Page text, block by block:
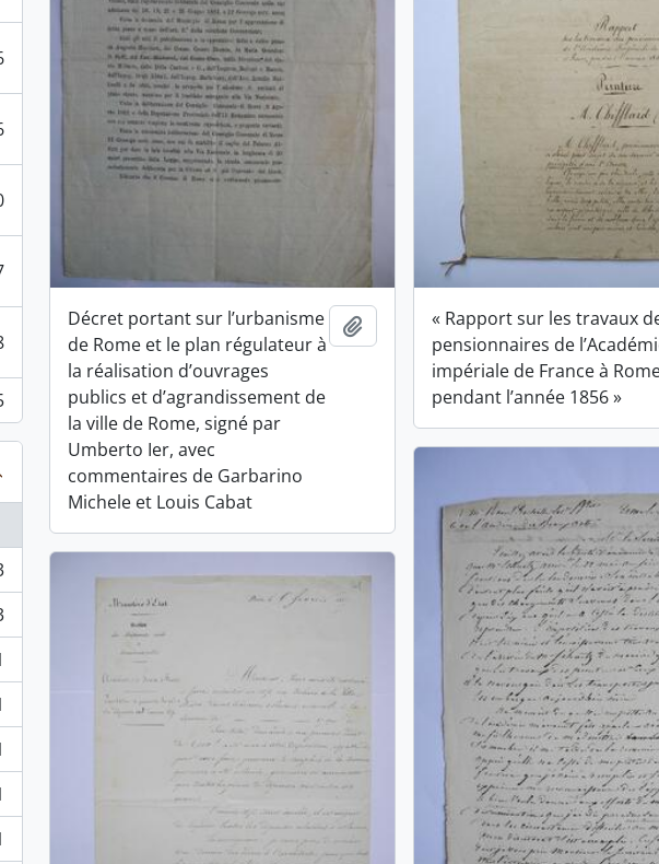
Décret portant sur l’urbanisme
de Rome et le plan régulateur à
la réalisation d’ouvrages
publics et d’agrandissement de
la ville de Rome, signé par
Umberto Ier, avec
commentaires de Garbarino
Michele et Louis Cabat
Ajouter au presse-papier
« Rapport sur les travaux
pensionnaires de
impériale de France à
pendant l’année 1856 »